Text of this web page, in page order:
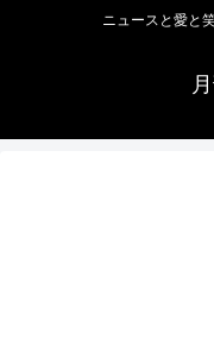
ニュースと愛と